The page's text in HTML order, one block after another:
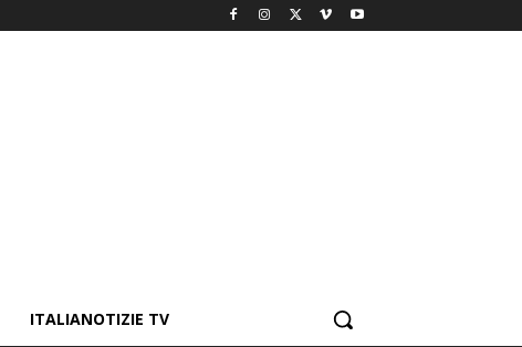
ITALIANOTIZIE TV